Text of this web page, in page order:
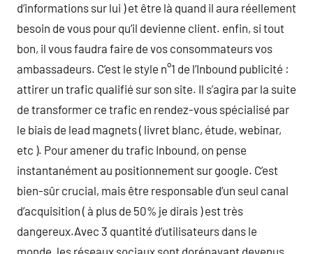
d’informations sur lui ) et être là quand il aura réellement
besoin de vous pour qu’il devienne client. enfin, si tout
bon, il vous faudra faire de vos consommateurs vos
ambassadeurs. C’est le style n°1 de l’Inbound publicité :
attirer un trafic qualifié sur son site. Il s’agira par la suite
de transformer ce trafic en rendez-vous spécialisé par
le biais de lead magnets ( livret blanc, étude, webinar,
etc ). Pour amener du trafic Inbound, on pense
instantanément au positionnement sur google. C’est
bien-sûr crucial, mais être responsable d’un seul canal
d’acquisition ( à plus de 50% je dirais ) est très
dangereux.Avec 3 quantité d’utilisateurs dans le
monde, les réseaux sociaux sont dorénavant devenus